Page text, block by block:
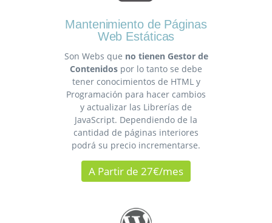
Mantenimiento de Páginas
Web Estáticas
Son Webs que no tienen Gestor de
Contenidos por lo tanto se debe
tener conocimientos de HTML y
Programación para hacer cambios
y actualizar las Librerías de
JavaScript. Dependiendo de la
cantidad de páginas interiores
podrá su precio incrementarse.
A Partir de 27€/mes